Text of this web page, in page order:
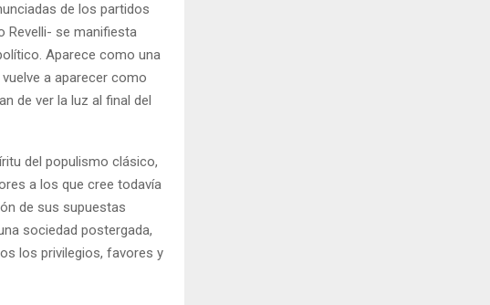
de los partidos
Revelli- se manifiesta
Aparece como una
a aparecer como
de ver la luz al final del
del populismo clásico,
a los que cree todavía
de sus supuestas
sociedad postergada,
los privilegios, favores y